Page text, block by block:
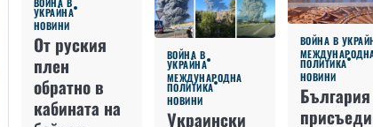
УКРАЙНА
НОВИНИ
От руския
плен
обратно в
кабината на
ВОЙНА В
УКРАЙНА
МЕЖДУНАРОДНА
ПОЛИТИКА
НОВИНИ
Украински
ВОЙНА В
ПОЛИТИКА
НОВИНИ